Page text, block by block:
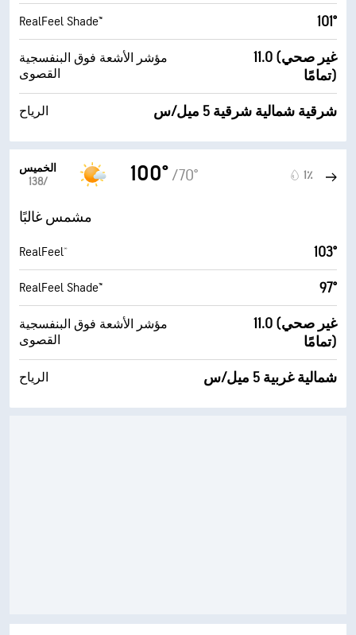
RealFeel Shade™ 101°
مؤشر الأشعة فوق البنفسجية
القصوى
11.0 (غير صحي
تمامًا)
الرياح شرقية شمالية شرقية 5 ميل/س
الخميس
13‏/‏8
100° /70° 1٪
مشمس غالبًا
RealFeel® 103°
RealFeel Shade™ 97°
مؤشر الأشعة فوق البنفسجية
القصوى
11.0 (غير صحي
تمامًا)
الرياح شمالية غربية 5 ميل/س